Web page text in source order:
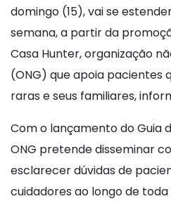
domingo (15), vai se
semana, a partir da
Casa Hunter, organização
(ONG) que apoia pacientes
raras e seus familiares,
Com o lançamento do Guia
ONG pretende disseminar
esclarecer dúvidas de
cuidadores ao longo de